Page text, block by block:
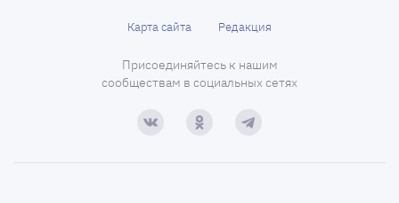
Карта сайта Редакция
Присоединяйтесь к нашим
сообществам в социальных сетях